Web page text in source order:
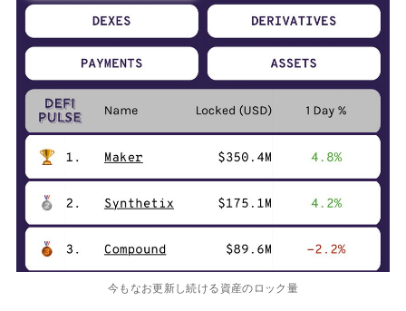
今もなお更新し続ける資産のロック量